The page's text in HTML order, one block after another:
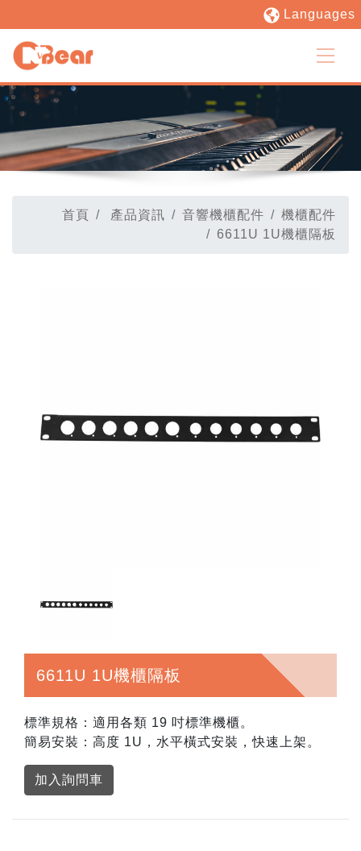
Languages
首頁 產品資訊 音響機櫃配件
機櫃配件
6611U 1U機櫃隔板
6611U 1U機櫃隔板
標準規格：適用各類 19 吋標準機櫃。
簡易安裝：高度 1U，水平橫式安裝，快速上架。
加入詢問車